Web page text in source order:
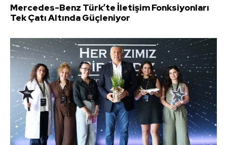
Mercedes-Benz Türk’te İletişim Fonksiyonları
Tek Çatı Altında Güçleniyor